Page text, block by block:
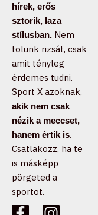
hírek, erős
sztorik, laza
stílusban. Nem
tolunk rizsát, csak
amit tényleg
érdemes tudni.
Sport X azoknak,
akik nem csak
nézik a meccset,
hanem értik is.
Csatlakozz, ha te
is másképp
pörgeted a
sportot.
F I
T